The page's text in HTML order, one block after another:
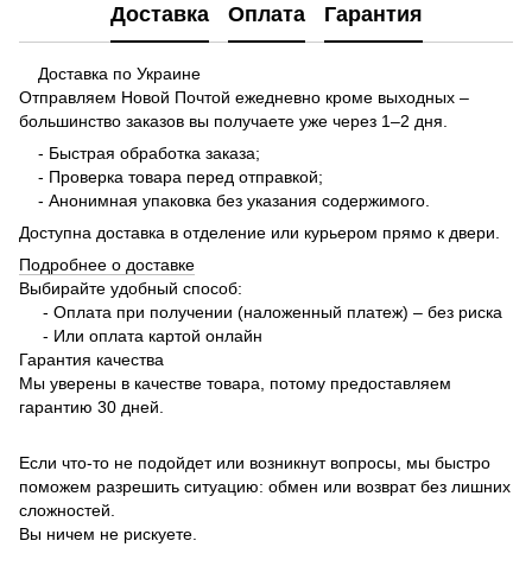
Доставка Оплата Гарантия
Доставка по Украине
Отправляем Новой Почтой ежедневно кроме выходных –
большинство заказов вы получаете уже через 1–2 дня.
- Быстрая обработка заказа;
- Проверка товара перед отправкой;
- Анонимная упаковка без указания содержимого.
Доступна доставка в отделение или курьером прямо к двери.
Подробнее о доставке
Выбирайте удобный способ:
- Оплата при получении (наложенный платеж) – без риска
- Или оплата картой онлайн
Гарантия качества
Мы уверены в качестве товара, потому предоставляем
гарантию 30 дней.
Если что-то не подойдет или возникнут вопросы, мы быстро
поможем разрешить ситуацию: обмен или возврат без лишних
сложностей.
Вы ничем не рискуете.